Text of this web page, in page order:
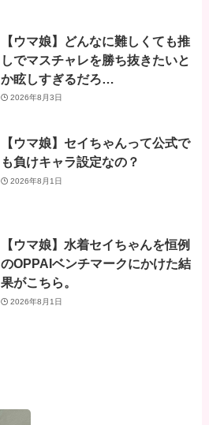
【ウマ娘】どんなに難しくても推
しでマスチャレを勝ち抜きたいと
か眩しすぎるだろ…
2026年8月3日
【ウマ娘】セイちゃんって公式で
も負けキャラ設定なの？
2026年8月1日
【ウマ娘】水着セイちゃんを恒例
のOPPAIベンチマークにかけた結
果がこちら。
2026年8月1日